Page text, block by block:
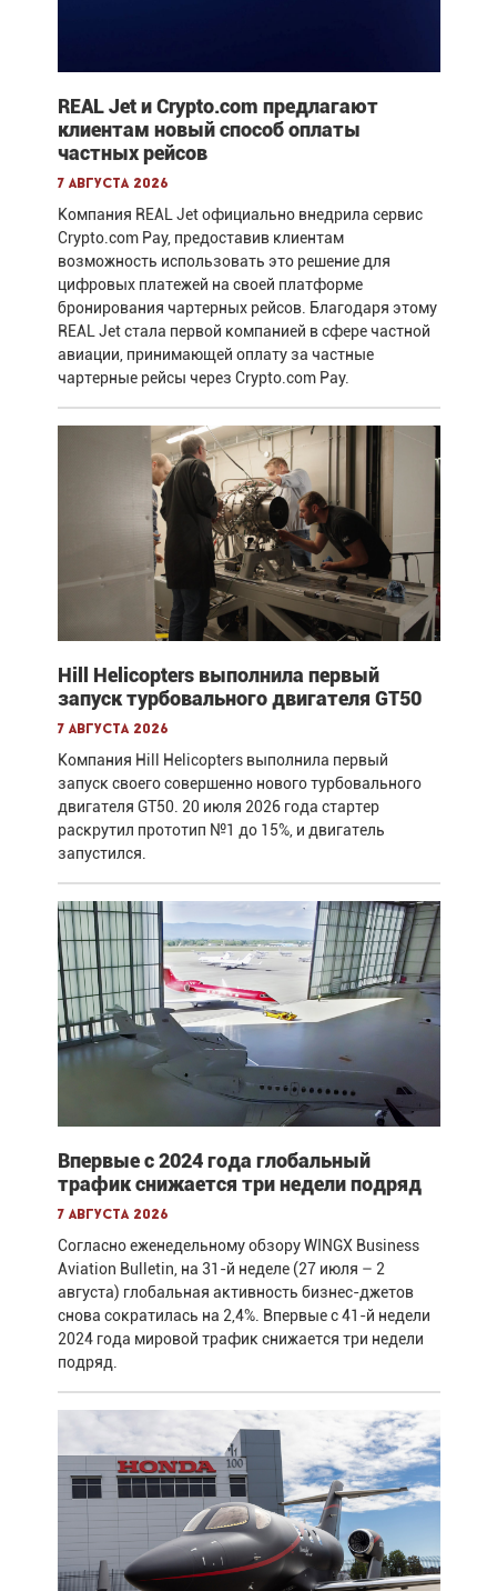
REAL Jet и Crypto.com предлагают
клиентам новый способ оплаты
частных рейсов
7 августа 2026
Компания REAL Jet официально внедрила сервис
Crypto.com Pay, предоставив клиентам
возможность использовать это решение для
цифровых платежей на своей платформе
бронирования чартерных рейсов. Благодаря этому
REAL Jet стала первой компанией в сфере частной
авиации, принимающей оплату за частные
чартерные рейсы через Crypto.com Pay.
Hill Helicopters выполнила первый
запуск турбовального двигателя GT50
7 августа 2026
Компания Hill Helicopters выполнила первый
запуск своего совершенно нового турбовального
двигателя GT50. 20 июля 2026 года стартер
раскрутил прототип №1 до 15%, и двигатель
запустился.
Впервые с 2024 года глобальный
трафик снижается три недели подряд
7 августа 2026
Согласно еженедельному обзору WINGX Business
Aviation Bulletin, на 31-й неделе (27 июля – 2
августа) глобальная активность бизнес-джетов
снова сократилась на 2,4%. Впервые с 41-й недели
2024 года мировой трафик снижается три недели
подряд.